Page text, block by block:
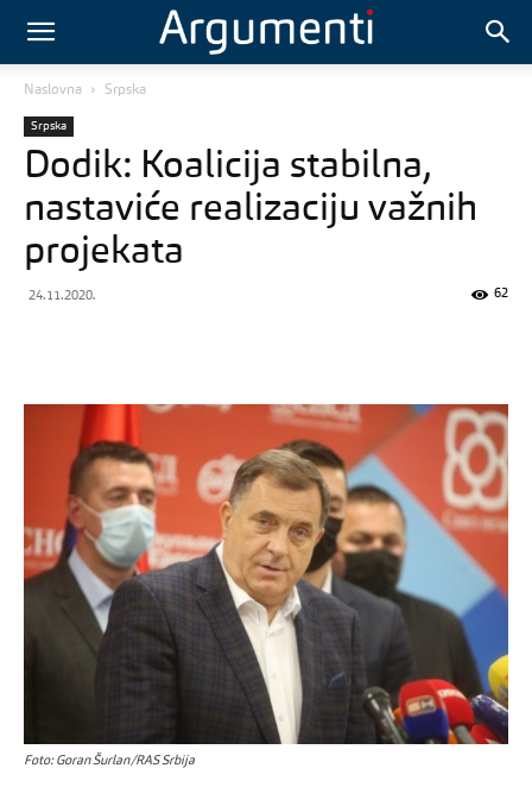
Naslovna Srpska
Srpska
Dodik: Koalicija stabilna,
nastaviće realizaciju važnih
projekata
24.11.2020. 62
Foto: Goran Šurlan/RAS Srbija